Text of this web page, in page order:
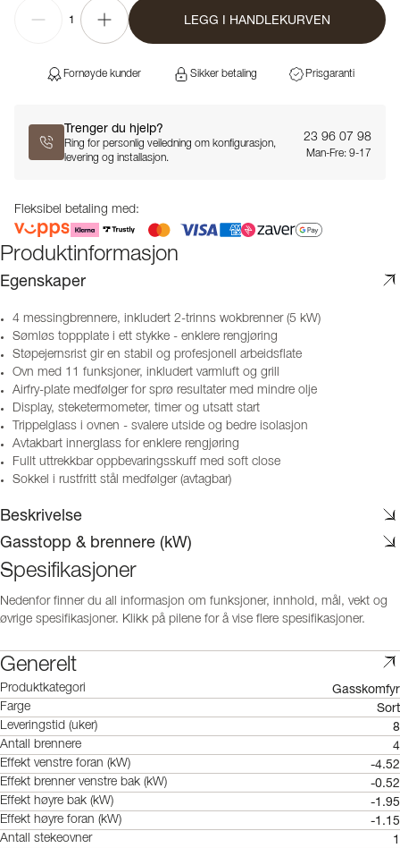
1 LEGG I HANDLEKURVEN
Fornøyde kunder Sikker betaling Prisgaranti
Trenger du hjelp?
Ring for personlig veiledning om konfigurasjon,
levering og installasjon.
23 96 07 98
Man-Fre: 9-17
Fleksibel betaling med:
Produktinformasjon
Egenskaper
4 messingbrennere, inkludert 2-trinns wokbrenner (5 kW)
Sømløs toppplate i ett stykke - enklere rengjøring
Støpejernsrist gir en stabil og profesjonell arbeidsflate
Ovn med 11 funksjoner, inkludert varmluft og grill
Airfry-plate medfølger for sprø resultater med mindre olje
Display, steketermometer, timer og utsatt start
Trippelglass i ovnen - svalere utside og bedre isolasjon
Avtakbart innerglass for enklere rengjøring
Fullt uttrekkbar oppbevaringsskuff med soft close
Sokkel i rustfritt stål medfølger (avtagbar)
Beskrivelse
Gasstopp & brennere (kW)
Spesifikasjoner
Nedenfor finner du all informasjon om funksjoner, innhold, mål, vekt og
øvrige spesifikasjoner. Klikk på pilene for å vise flere spesifikasjoner.
Generelt
Produktkategori Gasskomfyr
Farge Sort
Leveringstid (uker) 8
Antall brennere 4
Effekt venstre foran (kW) -4.52
Effekt brenner venstre bak (kW) -0.52
Effekt høyre bak (kW) -1.95
Effekt høyre foran (kW) -1.15
Antall stekeovner 1